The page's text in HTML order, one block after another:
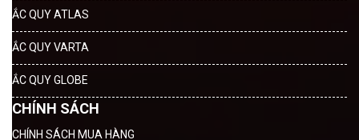
ẮC QUY ATLAS
ẮC QUY VARTA
ẮC QUY GLOBE
CHÍNH SÁCH
CHÍNH SÁCH MUA HÀNG